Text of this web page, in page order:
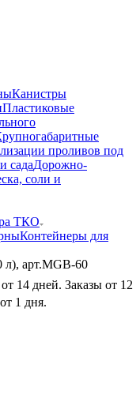
Канистры
Пластиковые
проливов под
садаДорожно-
соли и
ТКО
Контейнеры для
л), арт.MGB-60
14 дней. Заказы от 12
1 дня.